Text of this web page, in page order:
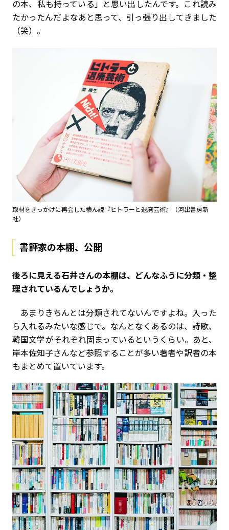
の本、私も持っている」と思い出したんです。これ読み
たかったんだよなあと思って、引っ張り出してきました
（笑）。
取材をきっかけに再会した積ん読『ヒトラーと退廃芸術』（河出書房新
社）
書評家の本棚、公開
――後ろに見える石井さんの本棚は、どんなふうに分類・整
理されているんでしょうか。
あまりきちんとは分類されてないんですよね。入った
ら入れるみたいな感じで。なんとなくあるのは、詩歌、
韓国文学がそれぞれ固まっているというくらい。あと、
岸本佐知子さんなど参照することが多い著者や訳者の本
もまとめて置いています。